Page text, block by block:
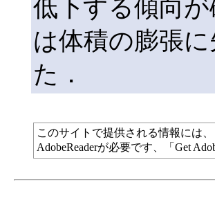
低下する傾向
は体積の膨張
た．
このサイトで提供される情報には
AdobeReaderが必要です、「Get